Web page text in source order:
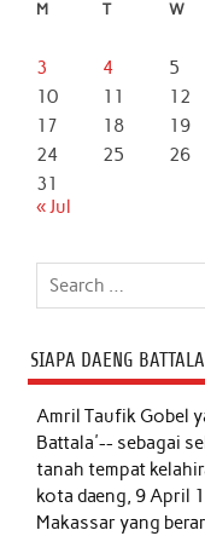
M T W
3
4 5
10
11 12
17
18 19
24
25 26
31
« Jul
SIAPA DAENG
Amril Taufik Gobel
Battala'-- sebagai
tanah tempat
kota daeng, 9 April
Makassar yang